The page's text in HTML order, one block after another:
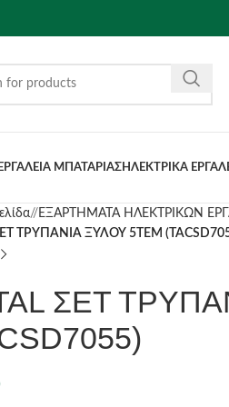
ΕΡΓΑΛΕΙΑ ΜΠΑΤΑΡΙΑΣΗΛΕΚΤΡΙΚΑ
/ ΕΞΑΡΤΗΜΑΤΑ ΗΛΕΚΤΡΙΚΩΝ
ΤΡΥΠΑΝΙΑ ΞΥΛΟΥ 5ΤΕΜ
ΣΕΤ